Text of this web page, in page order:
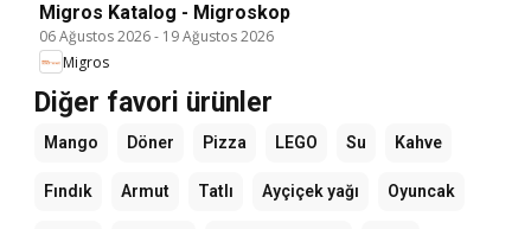
Migros Katalog - Migroskop
06 Ağustos 2026- 19 Ağustos 2026
Migros
Diğer favori ürünler
Mango Döner Pizza LEGO Su Kahve
Fındık Armut Tatlı Ayçiçek yağı Oyuncak